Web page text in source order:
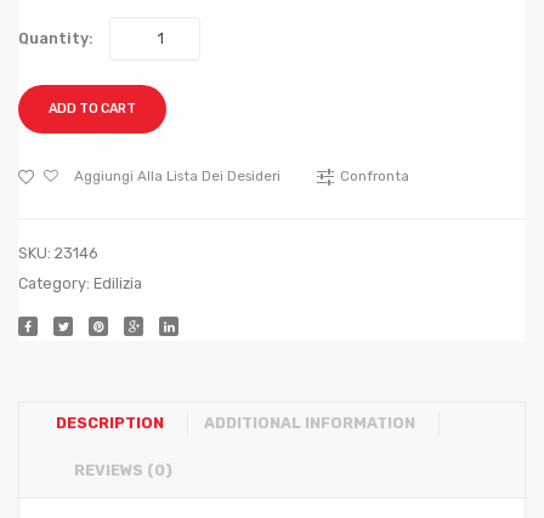
Quantity:
ADD TO CART
Aggiungi Alla Lista Dei Desideri Confronta
SKU: 23146
Category: Edilizia
DESCRIPTION ADDITIONAL INFORMATION
REVIEWS (0)